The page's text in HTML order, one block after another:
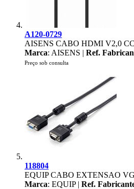
A120-0729
AISENS CABO HDMI V2,0
Marca: AISENS | Ref.
Preço sob consulta
118804
EQUIP CABO EXTENSAO
Marca: EQUIP | Ref.